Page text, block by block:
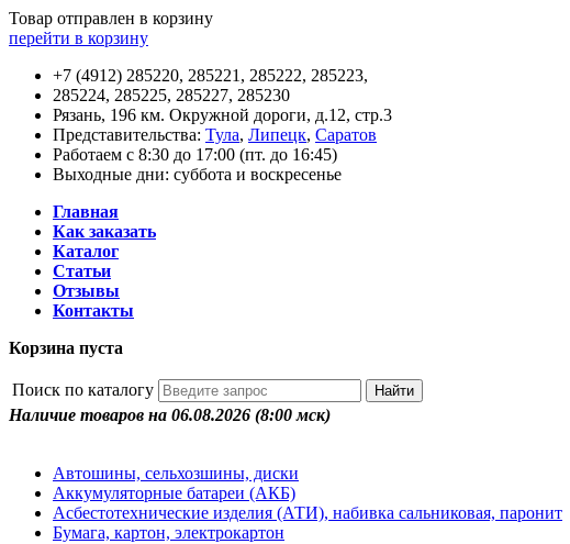
Товар отправлен в корзину
перейти в корзину
+7 (4912) 285220, 285221, 285222, 285223,
285224, 285225, 285227, 285230
Рязань, 196 км. Окружной дороги, д.12, стр.3
Представительства: Тула, Липецк, Саратов
Работаем с 8:30 до 17:00 (пт. до 16:45)
Выходные дни: суббота и воскресенье
Главная
Как заказать
Каталог
Статьи
Отзывы
Контакты
Корзина пуста
Поиск по каталогу
Наличие товаров на 06.08.2026 (8:00 мск)
Автошины, сельхозшины, диски
Аккумуляторные батареи (АКБ)
Асбестотехнические изделия (АТИ), набивка сальниковая, паронит
Бумага, картон, электрокартон